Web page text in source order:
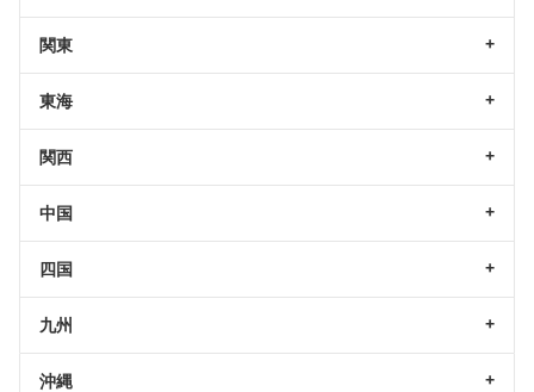
関東
東海
関西
中国
四国
九州
沖縄